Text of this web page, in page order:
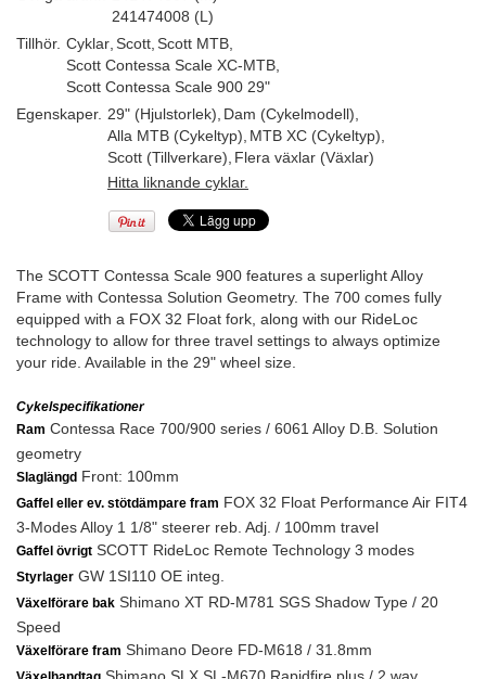
241474008 (L)
Tillhör. Cyklar Scott Scott MTB
Scott Contessa Scale XC-MTB
Scott Contessa Scale 900 29"
Egenskaper. 29" (Hjulstorlek) Dam (Cykelmodell)
Alla MTB (Cykeltyp) MTB XC (Cykeltyp)
Scott (Tillverkare) Flera växlar (Växlar)
Hitta liknande cyklar.
The SCOTT Contessa Scale 900 features a superlight Alloy
Frame with Contessa Solution Geometry. The 700 comes fully
equipped with a FOX 32 Float fork, along with our RideLoc
technology to allow for three travel settings to always optimize
your ride. Available in the 29" wheel size.
Cykelspecifikationer
Ram Contessa Race 700/900 series / 6061 Alloy D.B. Solution
geometry
Slaglängd Front: 100mm
Gaffel eller ev. stötdämpare fram FOX 32 Float Performance Air FIT4
3-Modes Alloy 1 1/8" steerer reb. Adj. / 100mm travel
Gaffel övrigt SCOTT RideLoc Remote Technology 3 modes
Styrlager GW 1SI110 OE integ.
Växelförare bak Shimano XT RD-M781 SGS Shadow Type / 20
Speed
Växelförare fram Shimano Deore FD-M618 / 31.8mm